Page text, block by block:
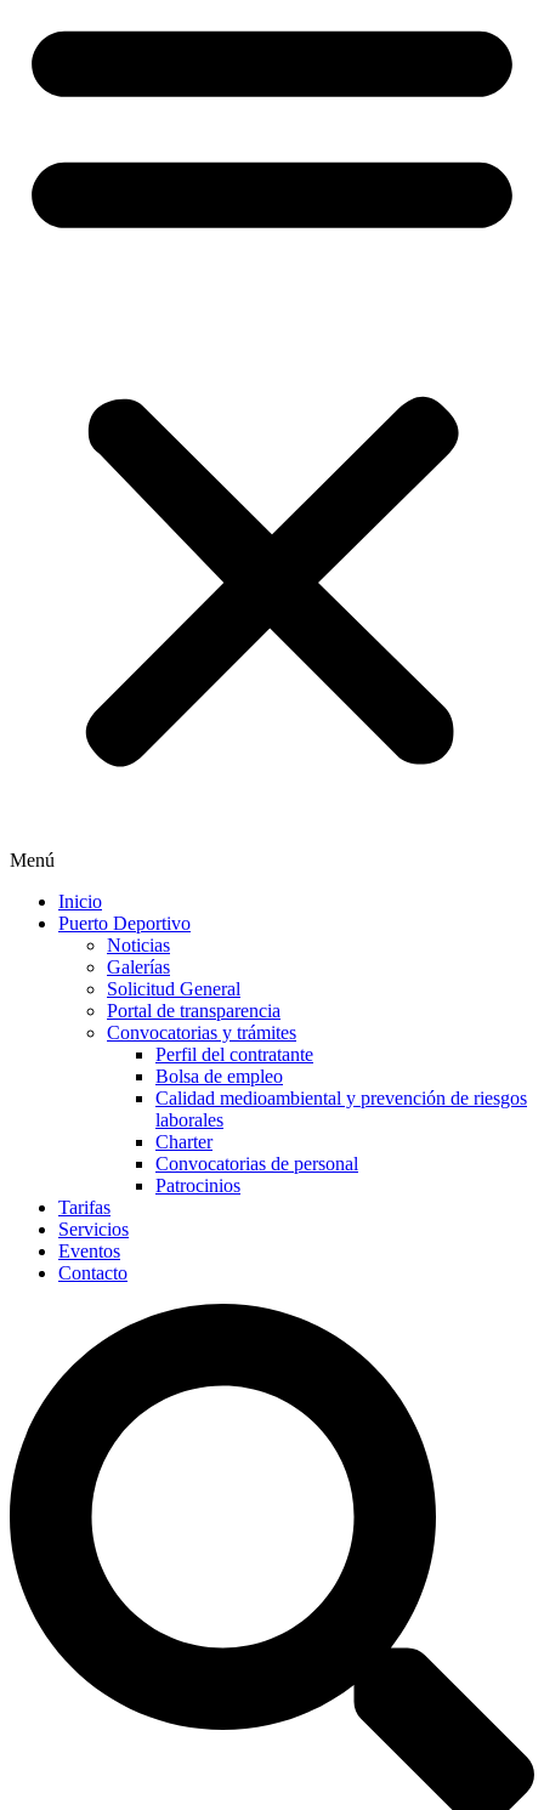
Menú
Inicio
Puerto Deportivo
Noticias
Galerías
Solicitud General
Portal de transparencia
Convocatorias y trámites
Perfil del contratante
Bolsa de empleo
Calidad medioambiental y prevención de riesgos
laborales
Charter
Convocatorias de personal
Patrocinios
Tarifas
Servicios
Eventos
Contacto